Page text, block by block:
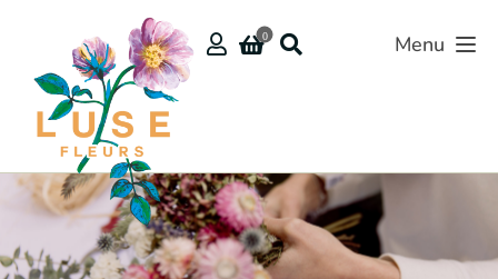
0 Menu